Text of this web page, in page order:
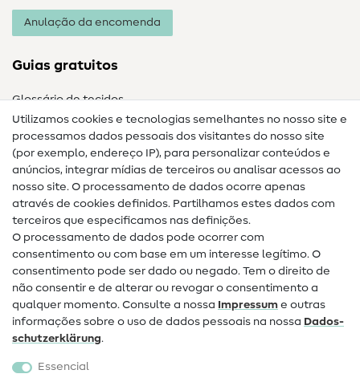
Anulação da encomenda
Guias gratuitos
Glossário de tecidos
Guias de costura
Ajuda e contacto
Contacto
Mudança de proprietário
Perguntas frequentes (FAQ)
Direito de cancelamento
Popular
Tecidos
Utilizamos cookies e tecnologias semelhantes no nosso site e
processamos dados pessoais dos visitantes do nosso site
(por exemplo, endereço IP), para personalizar conteúdos e
anúncios, integrar mídias de terceiros ou analisar acessos ao
nosso site. O processamento de dados ocorre apenas
através de cookies definidos. Partilhamos estes dados com
terceiros que especificamos nas definições.
O processamento de dados pode ocorrer com
consentimento ou com base em um interesse legítimo. O
consentimento pode ser dado ou negado. Tem o direito de
não consentir e de alterar ou revogar o consentimento a
qualquer momento. Consulte a nossa Impressum e outras
informações sobre o uso de dados pessoais na nossa Dados­
schutz­erklärung.
Essencial